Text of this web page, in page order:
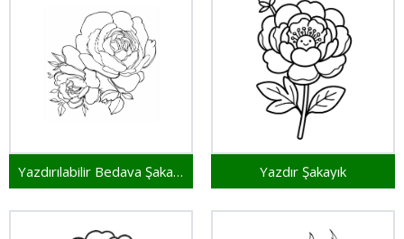
Yazdırılabilir Bedava Şakayık Yazdır Şakayık